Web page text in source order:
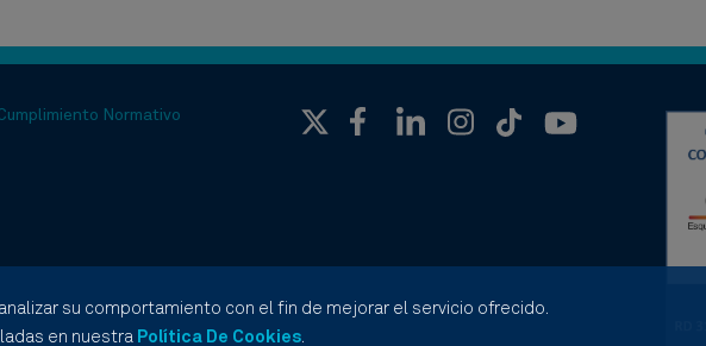
Normativo
su comportamiento con el fin de mejorar el servicio ofrecido.
en nuestra Política De Cookies.